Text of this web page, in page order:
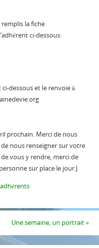
la fiche
ci-dessous:
dessous et le renvoie à
prochain. Merci de nous
nous renseigner sur votre
vous y rendre, merci de
sur place le jour J.
Une semaine, un portrait»